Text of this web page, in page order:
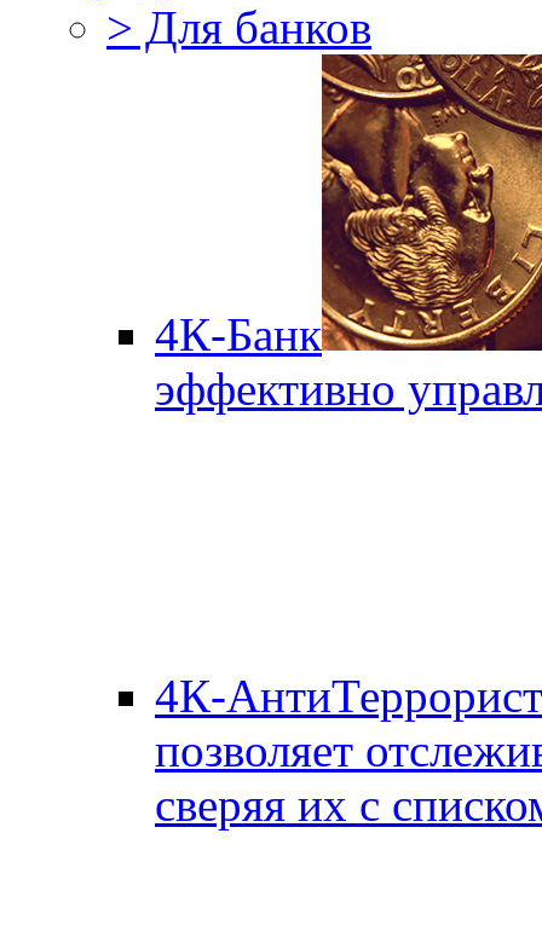
> Для банков
4К-Банк
эффективно
4К-АнтиТеррорист
позволяет
сверяя их с